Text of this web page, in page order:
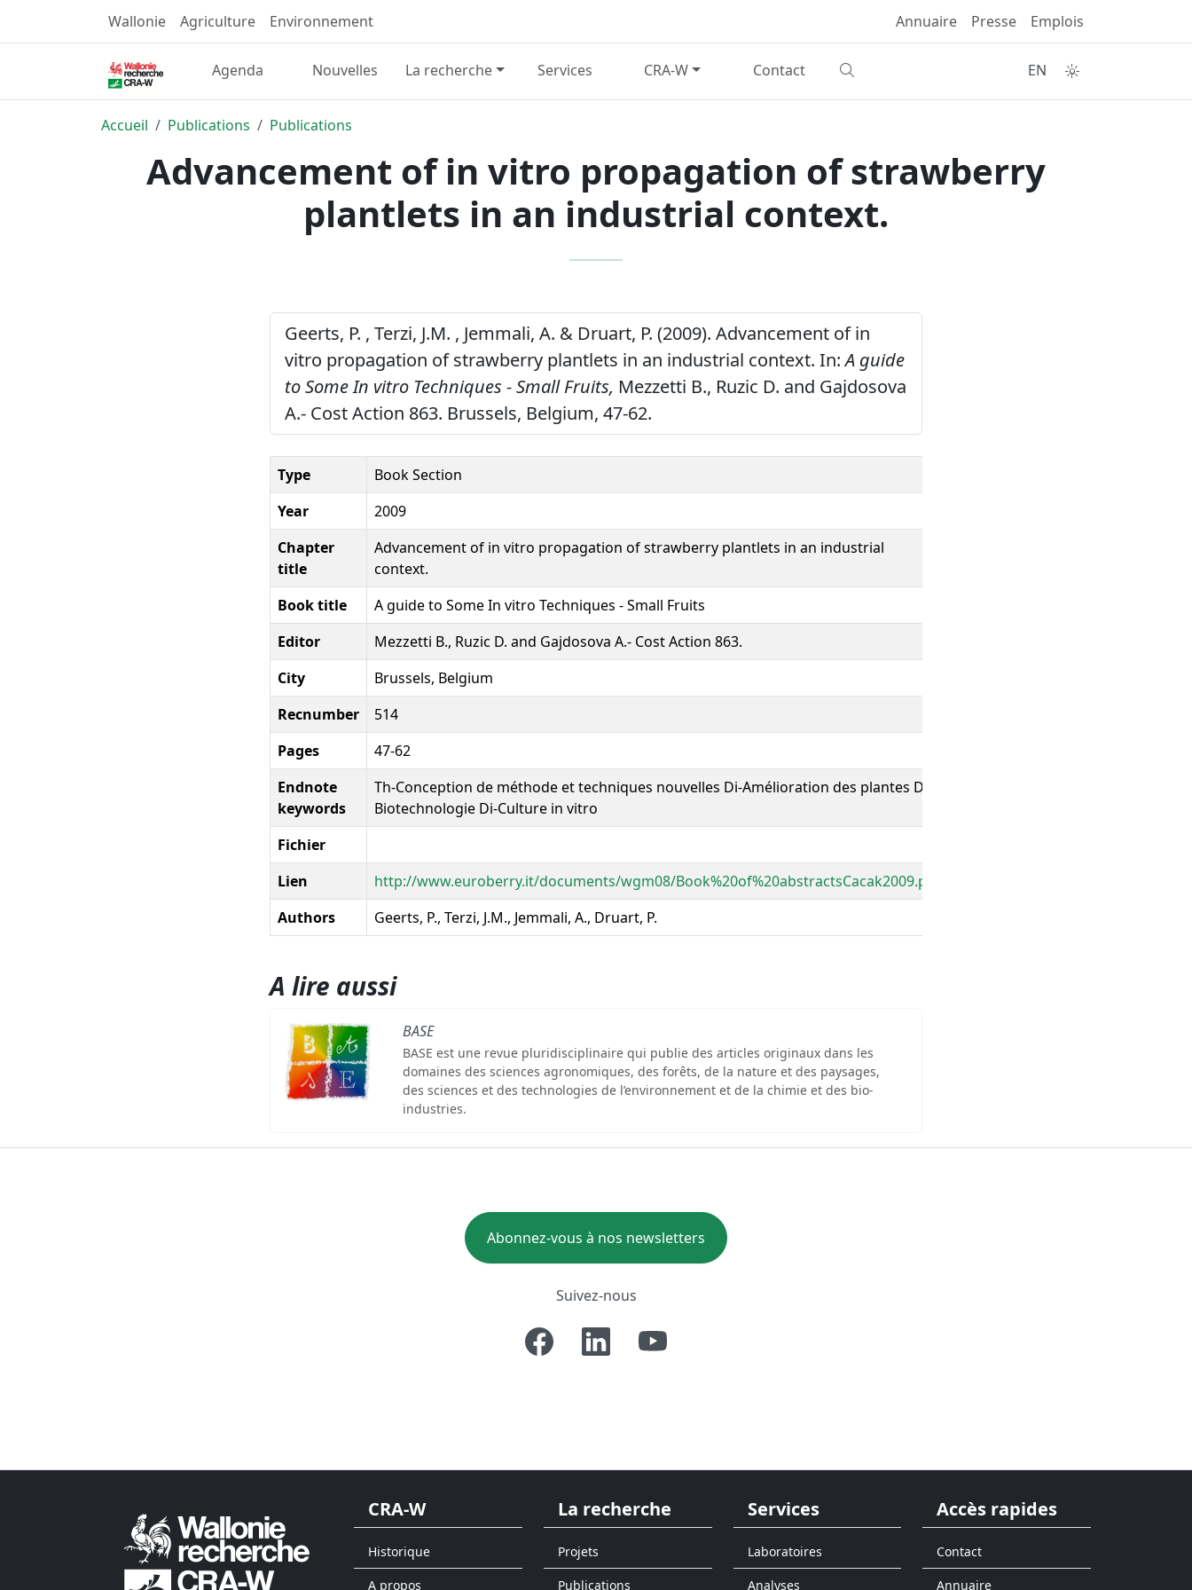
Wallonie Agriculture Environnement Annuaire Presse Emplois
Agenda Nouvelles La recherche Services CRA-W Contact EN
Accueil Publications Publications
Advancement of in vitro propagation of strawberry
plantlets in an industrial context.
Geerts, P. , Terzi, J.M. , Jemmali, A. & Druart, P. (2009). Advancement of in
vitro propagation of strawberry plantlets in an industrial context. In:A guide
to Some In vitro Techniques - Small Fruits, Mezzetti B., Ruzic D. and Gajdosova
A.- Cost Action 863. Brussels, Belgium, 47-62.
Type
Book Section
Year
2009
Chapter
title
Advancement of in vitro propagation of strawberry plantlets in an industrial
context.
Book title
A guide to Some In vitro Techniques - Small Fruits
Editor
Mezzetti B., Ruzic D. and Gajdosova A.- Cost Action 863.
City
Brussels, Belgium
Recnumber
514
Pages
47-62
Endnote
keywords
Th-Conception de méthode et techniques nouvelles Di-Amélioration des plantes Di-
Biotechnologie Di-Culture in vitro
Fichier
Lien
http://www.euroberry.it/documents/wgm08/Book%20of%20abstractsCacak2009.pdf
Authors
Geerts, P., Terzi, J.M., Jemmali, A., Druart, P.
A lire aussi
BASE
BASE est une revue pluridisciplinaire qui publie des articles originaux dans les
domaines des sciences agronomiques, des forêts, de la nature et des paysages,
des sciences et des technologies de l’environnement et de la chimie et des bio-
industries.
Abonnez-vous à nos newsletters
Suivez-nous
CRA-W
Historique
A propos
La recherche
Projets
Publications
Services
Laboratoires
Analyses
Accès rapides
Contact
Annuaire